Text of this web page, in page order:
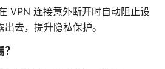
VPN 连接意外断开时自动阻止设
去，提升隐私保护。